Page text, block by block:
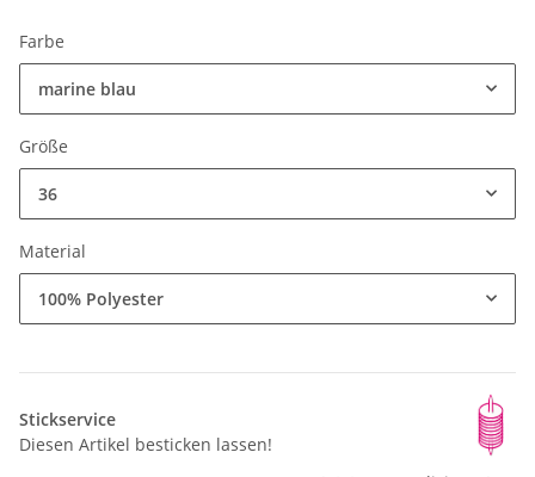
Farbe
marine blau
Größe
36
Material
100% Polyester
Stickservice
Diesen Artikel besticken lassen!